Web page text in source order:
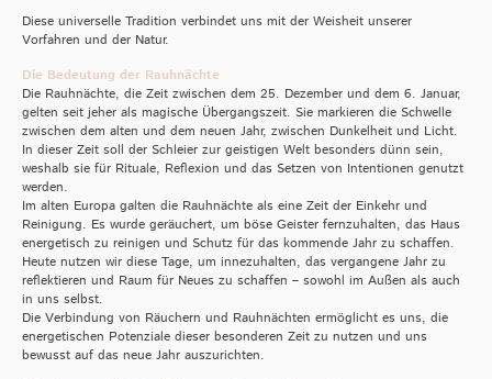
Diese universelle Tradition verbindet uns mit der Weisheit unserer
Vorfahren und der Natur.
Die Bedeutung der Rauhnächte
Die Rauhnächte, die Zeit zwischen dem 25. Dezember und dem 6. Januar,
gelten seit jeher als magische Übergangszeit. Sie markieren die Schwelle
zwischen dem alten und dem neuen Jahr, zwischen Dunkelheit und Licht.
In dieser Zeit soll der Schleier zur geistigen Welt besonders dünn sein,
weshalb sie für Rituale, Reflexion und das Setzen von Intentionen genutzt
werden.
Im alten Europa galten die Rauhnächte als eine Zeit der Einkehr und
Reinigung. Es wurde geräuchert, um böse Geister fernzuhalten, das Haus
energetisch zu reinigen und Schutz für das kommende Jahr zu schaffen.
Heute nutzen wir diese Tage, um innezuhalten, das vergangene Jahr zu
reflektieren und Raum für Neues zu schaffen – sowohl im Außen als auch
in uns selbst.
Die Verbindung von Räuchern und Rauhnächten ermöglicht es uns, die
energetischen Potenziale dieser besonderen Zeit zu nutzen und uns
bewusst auf das neue Jahr auszurichten.